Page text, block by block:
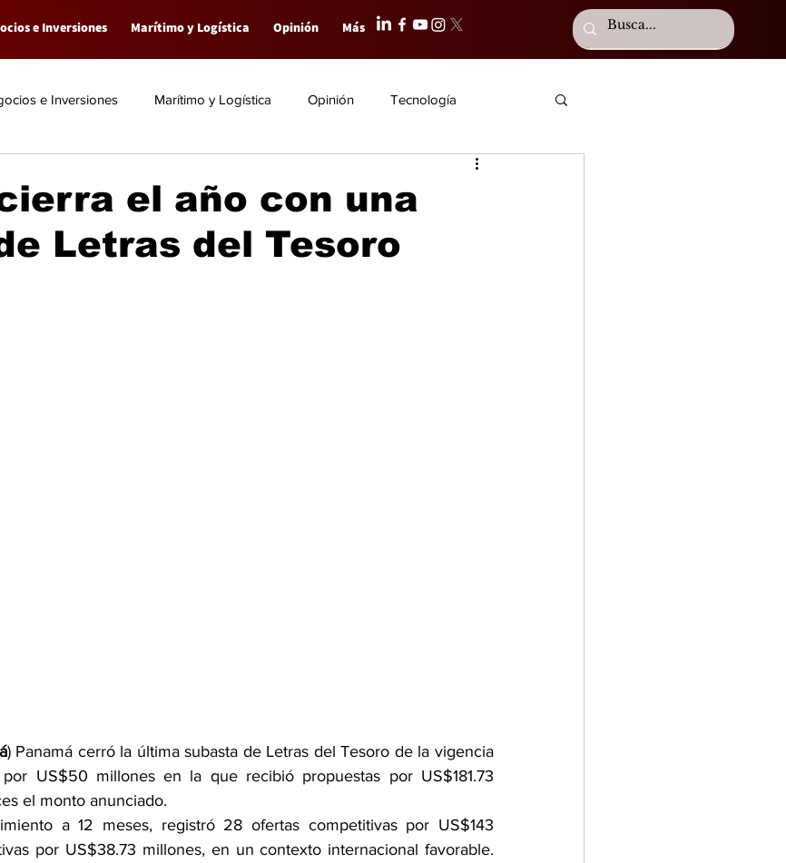
e Inversiones Marítimo y Logística Opinión Más
e Inversiones Marítimo y Logística Opinión Tecnología
el año con una
Letras del Tesoro
) Panamá cerró la última subasta de Letras del Tesoro de la vigencia
US$50 millones en la que recibió propuestas por US$181.73
el monto anunciado.
a 12 meses, registró 28 ofertas competitivas por US$143
por US$38.73 millones, en un contexto internacional favorable.